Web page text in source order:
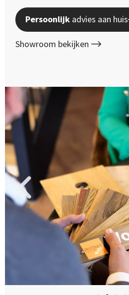
Persoonlijk advies aan huis
Showroom bekijken